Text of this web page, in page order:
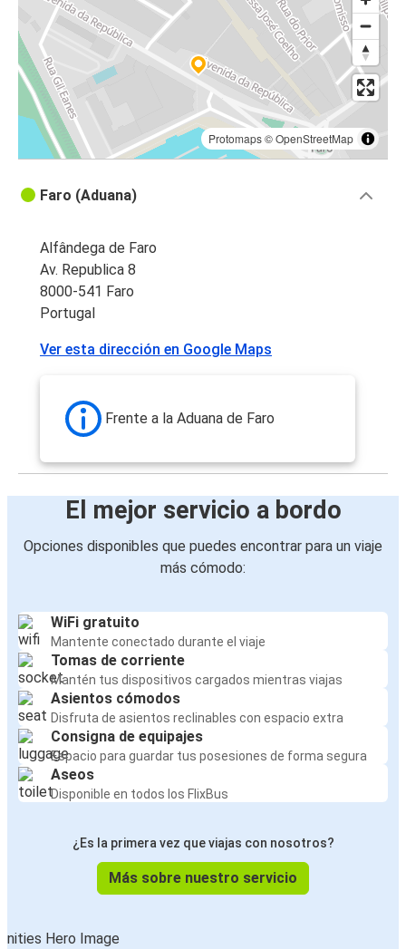
Protomaps©OpenStreetMap
Faro (Aduana)
Alfândega de Faro
Av. Republica 8
8000-541 Faro
Portugal
Ver esta dirección en Google Maps
Frente a la Aduana de Faro
El mejor servicio a bordo
Opciones disponibles que puedes encontrar para un viaje
más cómodo:
WiFi gratuito
Mantente conectado durante el viaje
Tomas de corriente
Mantén tus dispositivos cargados mientras viajas
Asientos cómodos
Disfruta de asientos reclinables con espacio extra
Consigna de equipajes
Espacio para guardar tus posesiones de forma segura
Aseos
Disponible en todos los FlixBus
¿Es la primera vez que viajas con nosotros?
Más sobre nuestro servicio